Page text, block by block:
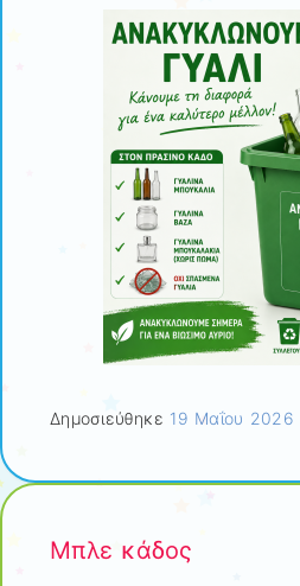
Δημοσιεύθηκε 19 Μαΐου 2026
Μπλε κάδος